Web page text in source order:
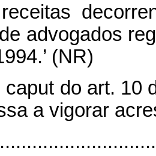
advogados
(NR)
caput do art. 10
a vigorar